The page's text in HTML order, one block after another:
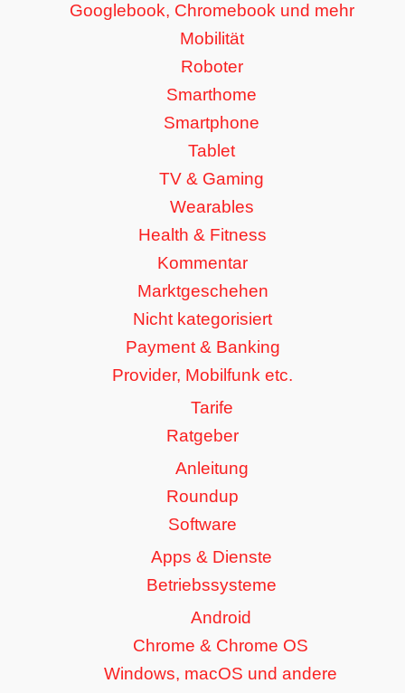
Googlebook, Chromebook und mehr
Mobilität
Roboter
Smarthome
Smartphone
Tablet
TV & Gaming
Wearables
Health & Fitness
Kommentar
Marktgeschehen
Nicht kategorisiert
Payment & Banking
Provider, Mobilfunk etc.
Tarife
Ratgeber
Anleitung
Roundup
Software
Apps & Dienste
Betriebssysteme
Android
Chrome & Chrome OS
Windows, macOS und andere